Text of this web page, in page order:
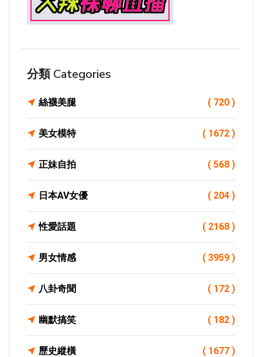
分類 Categories
絲襪美腿 ( 720 )
美女模特 ( 1672 )
正妹自拍 ( 568 )
日本AV女優 ( 204 )
性愛話題 ( 2168 )
男女情感 ( 3959 )
八卦奇聞 ( 172 )
幽默搞笑 ( 182 )
歷史縱橫 ( 1677 )